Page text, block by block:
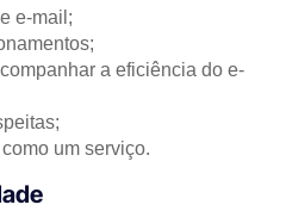
e-mail;
a eficiência do e-
um serviço.